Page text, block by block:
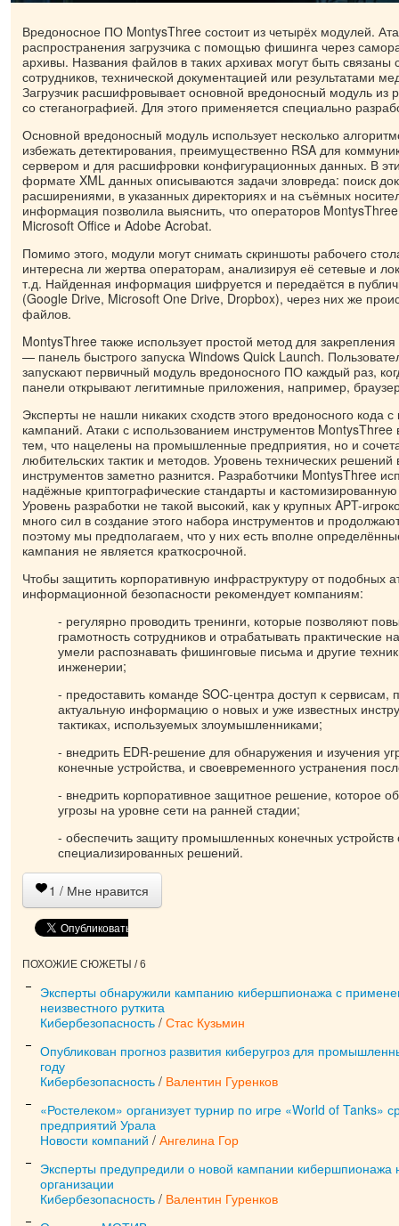
Вредоносное ПО MontysThree состоит из четырёх модулей.
распространения загрузчика с помощью фишинга через
архивы. Названия файлов в таких архивах могут быть связаны
сотрудников, технической документацией или результатами
Загрузчик расшифровывает основной вредоносный модуль из
со стеганографией. Для этого применяется специально
Основной вредоносный модуль использует несколько
избежать детектирования, преимущественно RSA для
сервером и для расшифровки конфигурационных данных. В
формате XML данных описываются задачи зловреда: поиск
расширениями, в указанных директориях и на съёмных
информация позволила выяснить, что операторов
Microsoft Office и Adobe Acrobat.
Помимо этого, модули могут снимать скриншоты рабочего
интересна ли жертва операторам, анализируя её сетевые и
т.д. Найденная информация шифруется и передаётся в
(Google Drive, Microsoft One Drive, Dropbox), через них же
файлов.
MontysThree также использует простой метод для
— панель быстрого запуска Windows Quick Launch.
запускают первичный модуль вредоносного ПО каждый раз,
панели открывают легитимные приложения, например,
Эксперты не нашли никаких сходств этого вредоносного кода
кампаний. Атаки с использованием инструментов
тем, что нацелены на промышленные предприятия, но и
любительских тактик и методов. Уровень технических
инструментов заметно разнится. Разработчики MontysThree
надёжные криптографические стандарты и
Уровень разработки не такой высокий, как у крупных APT-
много сил в создание этого набора инструментов и
поэтому мы предполагаем, что у них есть вполне
кампания не является краткосрочной.
Чтобы защитить корпоративную инфраструктуру от подобных
информационной безопасности рекомендует компаниям:
- регулярно проводить тренинги, которые позволяют
грамотность сотрудников и отрабатывать практические
умели распознавать фишинговые письма и другие
инженерии;
- предоставить команде SOC-центра доступ к
актуальную информацию о новых и уже известных
тактиках, используемых злоумышленниками;
- внедрить EDR-решение для обнаружения и изучения
конечные устройства, и своевременного устранения
- внедрить корпоративное защитное решение, которое
угрозы на уровне сети на ранней стадии;
- обеспечить защиту промышленных конечных
специализированных решений.
1 / Мне нравится
ПОХОЖИЕ СЮЖЕТЫ / 6
Эксперты обнаружили кампанию кибершпионажа с
неизвестного руткита
Кибербезопасность / Стас Кузьмин
Опубликован прогноз развития киберугроз для
году
Кибербезопасность / Валентин Гуренков
«Ростелеком» организует турнир по игре «World of Tanks»
предприятий Урала
Новости компаний / Ангелина Гор
Эксперты предупредили о новой кампании кибершпионажа
организации
Кибербезопасность / Валентин Гуренков